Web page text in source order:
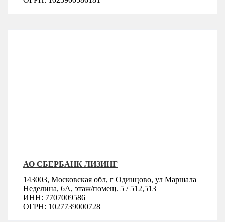
АО СБЕРБАНК ЛИЗИНГ
143003, Московская обл, г Одинцово, ул Маршала
Неделина, 6А, этаж/помещ. 5 / 512,513
ИНН: 7707009586
ОГРН: 1027739000728